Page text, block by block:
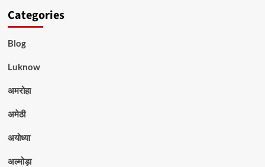
Categories
Blog
Luknow
अमरोहा
अमेठी
अयोध्या
अल्मोड़ा